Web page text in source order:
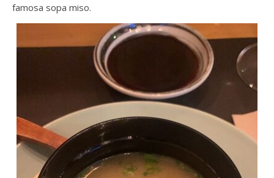
famosa sopa miso.